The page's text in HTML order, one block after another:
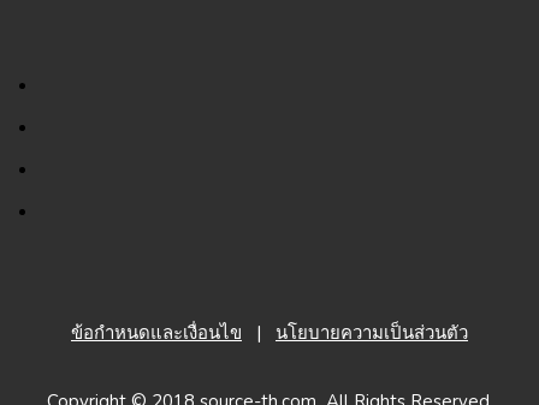
ข้อกำหนดและเงื่อนไข | นโยบายความเป็นส่วนตัว